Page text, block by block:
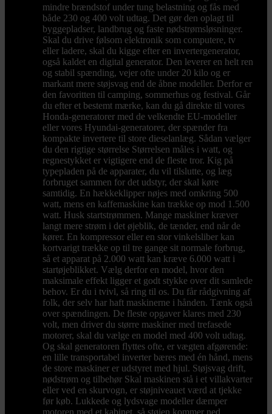
mindre brændstof under tung belastning og fås med
både 230 og 400 volt udtag. Det gør den oplagt til
byggepladser, landbrug og faste nødstrømsløsninger.
Skal du drive følsom elektronik som computere, tv
eller ladere, skal du kigge efter en invertergenerator,
også kaldet en digital generator. Den leverer en helt ren
og stabil spænding, vejer ofte under 20 kilo og er
markant mere støjsvag end de åbne modeller. Derfor er
den favoritten til camping, sommerhus og festival. Går
du efter et bestemt mærke, kan du gå direkte til vores
Honda-generatorer med de velkendte EU-modeller
eller vores Hyundai-generatorer, der spænder fra
kompakte invertere til store dieselanlæg. Sådan vælger
du den rigtige størrelse Størrelsen måles i watt, og
regnestykket er vigtigere end de fleste tror. Kig på
typepladen på de apparater, du vil tilslutte, og læg
forbruget sammen for det udstyr, der skal køre
samtidig. En hækkeklipper nøjes med omkring 500
watt, mens en kaffemaskine kan trække op mod 1.500
watt. Husk startstrømmen. Mange maskiner kræver
langt mere strøm i det øjeblik, de tænder, end når de
kører. En kompressor eller en stor vinkelsliber kan
kortvarigt trække op til tre gange sit normale forbrug,
så et apparat på 2.000 watt kan kræve 6.000 watt i
startøjeblikket. Vælg derfor en model, hvor den
maksimale effekt ligger et godt stykke over dit samlede
behov. Er du i tvivl, så ring til os. Du får rådgivning af
folk, der selv har haft maskinerne i hånden. Tænk også
over spændingen. De fleste opgaver klares med 230
volt, men driver du større maskiner med trefasede
motorer, skal du vælge en model med 400 volt udtag.
Og skal generatoren flyttes ofte, er vægten afgørende:
en lille transportabel inverter bæres med én hånd, mens
de store maskiner er udstyret med hjul. Støjsvag drift,
nødstrøm og tilbehør Skal maskinen stå i et villakvarter
eller ved en skurvogn, er støjniveauet værd at tjekke
før køb. Lukkede og lydsvage modeller dæmper
motoren med et kabinet, så støjen kommer ned